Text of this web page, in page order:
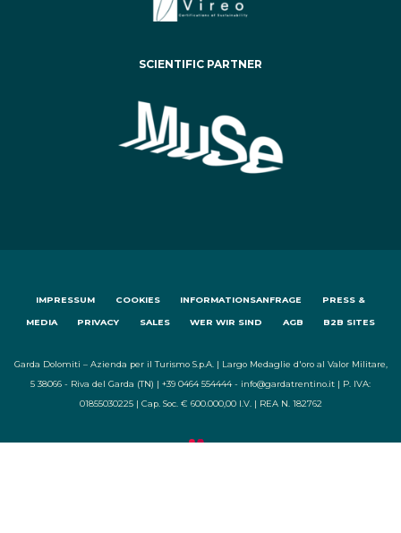
SCIENTIFIC PARTNER
IMPRESSUM COOKIES INFORMATIONSANFRAGE PRESS &
MEDIA PRIVACY SALES WER WIR SIND AGB B2B SITES
Garda Dolomiti – Azienda per il Turismo S.p.A. | Largo Medaglie d'oro al Valor Militare,
5 38066 - Riva del Garda (TN) | +39 0464 554444 - info@gardatrentino.it | P. IVA:
01855030225 | Cap. Soc. € 600.000,00 I.V. | REA N. 182762